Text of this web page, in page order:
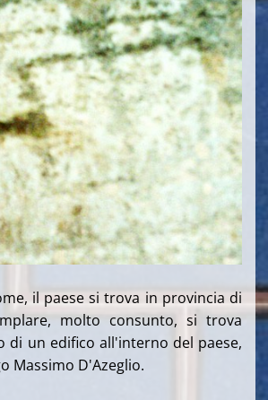
il paese si trova in provincia di
molto consunto, si trova
di un edifico all'interno del paese,
Massimo D'Azeglio.